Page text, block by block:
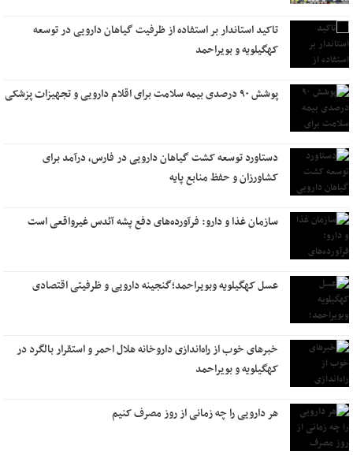
تاکید استاندار بر استفاده از ظرفیت گیاهان دارویی در توسعه
کهگیلویه و بویراحمد
پوشش ۹۰ درصدی بیمه سلامت برای اقلام دارویی و تجهیزات پزشکی
دستاورد توسعه کشت گیاهان دارویی در فارس، درآمد برای
کشاورزان و حفظ منابع پایه
سازمان غذا و دارو: فرآورده‌های دفع پشه آئدس غیرواقعی است
عسل کهگیلویه وبویراحمد؛گنجینه دارویی و ظرفیتی اقتصادی
خبرهای خوب از راه‌اندازی داروخانه هلال احمر و استقرار بالگرد در
کهگیلویه و بویراحمد
هر دارویی را چه زمانی از روز مصرف کنیم